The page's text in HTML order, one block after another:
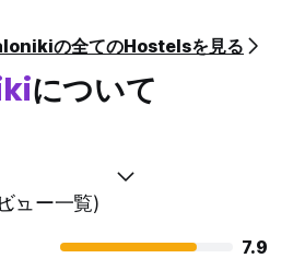
の全てのHostelsを見る
について
い
ュー一覧)
7.9